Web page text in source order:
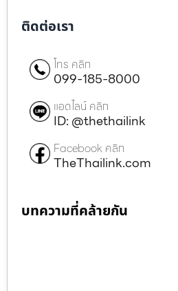
ติดต่อเรา
โทร คลิก
099-185-8000
แอดไลน์ คลิก
ID: @thethailink
Facebook คลิก
TheThailink.com
บทความที่คล้ายกัน